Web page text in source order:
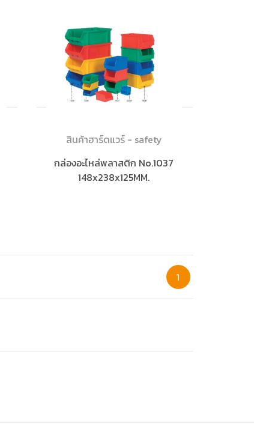
สินค้าฮาร์ดแวร์ - safety
กล่องอะไหล่พลาสติก No.1037
148x238x125MM.
1